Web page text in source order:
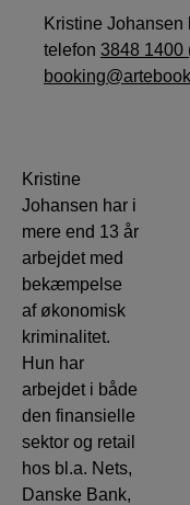
Kristine
telefon 3848 1400
Kristine
Johansen har i
mere end 13 år
arbejdet med
bekæmpelse
af økonomisk
kriminalitet.
Hun har
arbejdet i både
den finansielle
sektor og retail
hos bl.a. Nets,
Danske Bank,